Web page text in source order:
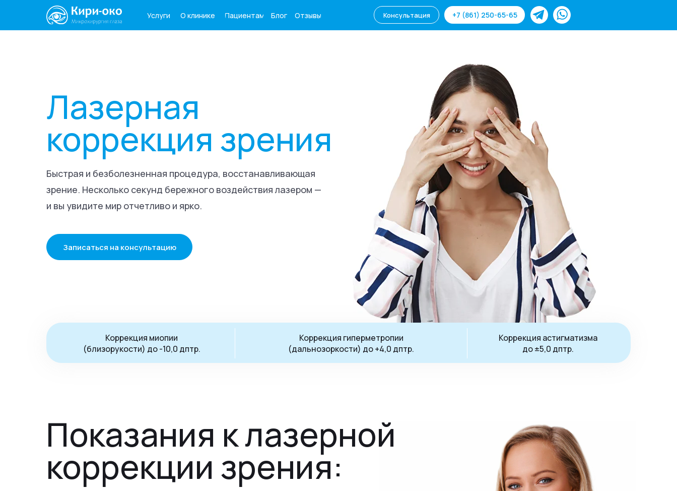
Консультация +7 (861) 250-65-65
Услуги О клинике Пациентам Блог Отзывы
+7 (861) 250-65-65 Для слабовидящих
Быстрая и безболезненная процедура, восстанавливающая
зрение. Несколько секунд бережного воздействия лазером —
и вы увидите мир отчетливо и ярко.
Лазерная
коррекция зрения
Коррекция миопии
(близорукости) до -10,0 дптр.
Коррекция гиперметропии
(дальнозоркости) до +4,0 дптр.
Коррекция астигматизма
до ±5,0 дптр.
Записаться на консультацию
Показания к лазерной
коррекции зрения: